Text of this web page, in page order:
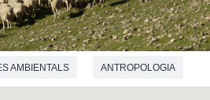
AMBIENTALS ANTROPOLOGIA